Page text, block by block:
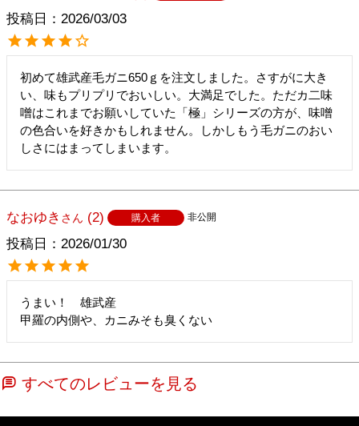
投稿日 2026/03/03
初めて雄武産毛ガニ650ｇを注文しました。さすがに大き
い、味もプリプリでおいしい。大満足でした。ただカ二味
噌はこれまでお願いしていた「極」シリーズの方が、味噌
の色合いを好きかもしれません。しかしもう毛ガニのおい
しさにはまってしまいます。
なおゆき 2 購入者 非公開
投稿日 2026/01/30
うまい！　雄武産
甲羅の内側や、カニみそも臭くない
すべてのレビューを見る